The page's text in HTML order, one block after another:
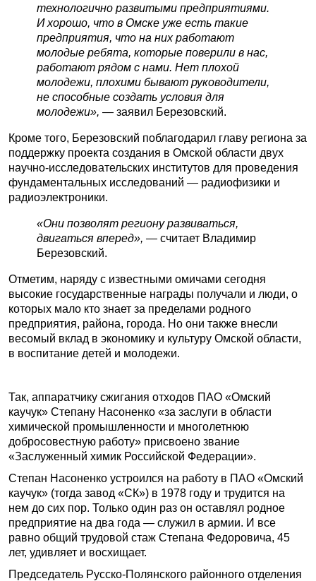
технологично развитыми предприятиями.
И хорошо, что в Омске уже есть такие
предприятия, что на них работают
молодые ребята, которые поверили в нас,
работают рядом с нами. Нет плохой
молодежи, плохими бывают руководители,
не способные создать условия для
молодежи», — заявил Березовский.
Кроме того, Березовский поблагодарил главу региона за
поддержку проекта создания в Омской области двух
научно-исследовательских институтов для проведения
фундаментальных исследований — радиофизики и
радиоэлектроники.
«Они позволят региону развиваться,
двигаться вперед», — считает Владимир
Березовский.
Отметим, наряду с известными омичами сегодня
высокие государственные награды получали и люди, о
которых мало кто знает за пределами родного
предприятия, района, города. Но они также внесли
весомый вклад в экономику и культуру Омской области,
в воспитание детей и молодежи.
Так, аппаратчику сжигания отходов ПАО «Омский
каучук» Степану Насоненко «за заслуги в области
химической промышленности и многолетнюю
добросовестную работу» присвоено звание
«Заслуженный химик Российской Федерации».
Степан Насоненко устроился на работу в ПАО «Омский
каучук» (тогда завод «СК») в 1978 году и трудится на
нем до сих пор. Только один раз он оставлял родное
предприятие на два года — служил в армии. И все
равно общий трудовой стаж Степана Федоровича, 45
лет, удивляет и восхищает.
Председатель Русско-Полянского районного отделения